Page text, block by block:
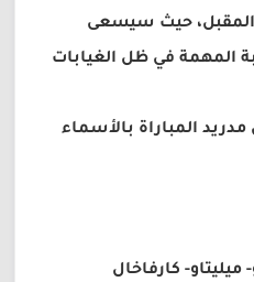
المقبل، حيث سيسعى
المهمة في ظل الغيابات
المباراة بالأسماء
كارفاخال